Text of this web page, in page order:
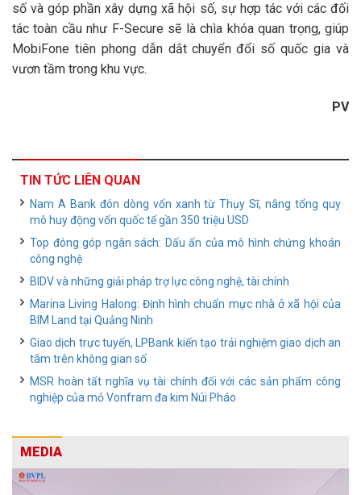
số và góp phần xây dựng xã hội số, sự hợp tác với các đối
tác toàn cầu như F-Secure sẽ là chìa khóa quan trọng, giúp
MobiFone tiên phong dẫn dắt chuyển đổi số quốc gia và
vươn tầm trong khu vực.
PV
TIN TỨC LIÊN QUAN
Nam A Bank đón dòng vốn xanh từ Thụy Sĩ, nâng tổng quy
mô huy động vốn quốc tế gần 350 triệu USD
Top đóng góp ngân sách: Dấu ấn của mô hình chứng khoán
công nghệ
BIDV và những giải pháp trợ lực công nghệ, tài chính
Marina Living Halong: Định hình chuẩn mực nhà ở xã hội của
BIM Land tại Quảng Ninh
Giao dịch trực tuyến, LPBank kiến tạo trải nghiệm giao dịch an
tâm trên không gian số
MSR hoàn tất nghĩa vụ tài chính đối với các sản phẩm công
nghiệp của mỏ Vonfram đa kim Núi Pháo
MEDIA